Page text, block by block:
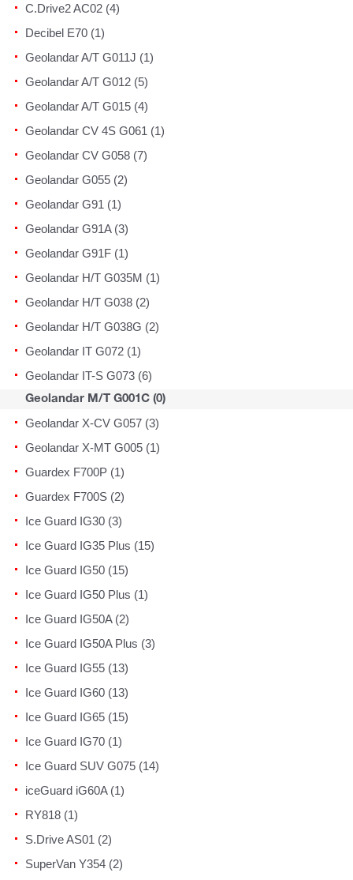
C.Drive2 AC02 (4)
Decibel E70 (1)
Geolandar A/T G011J (1)
Geolandar A/T G012 (5)
Geolandar A/T G015 (4)
Geolandar CV 4S G061 (1)
Geolandar CV G058 (7)
Geolandar G055 (2)
Geolandar G91 (1)
Geolandar G91A (3)
Geolandar G91F (1)
Geolandar H/T G035M (1)
Geolandar H/T G038 (2)
Geolandar H/T G038G (2)
Geolandar IT G072 (1)
Geolandar IT-S G073 (6)
Geolandar M/T G001C (0)
Geolandar X-CV G057 (3)
Geolandar X-MT G005 (1)
Guardex F700P (1)
Guardex F700S (2)
Ice Guard IG30 (3)
Ice Guard IG35 Plus (15)
Ice Guard IG50 (15)
Ice Guard IG50 Plus (1)
Ice Guard IG50A (2)
Ice Guard IG50A Plus (3)
Ice Guard IG55 (13)
Ice Guard IG60 (13)
Ice Guard IG65 (15)
Ice Guard IG70 (1)
Ice Guard SUV G075 (14)
iceGuard iG60A (1)
RY818 (1)
S.Drive AS01 (2)
SuperVan Y354 (2)